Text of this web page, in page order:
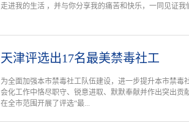
走进我的生活 ，并与你分享我的痛苦和快乐，一同见证我
天津评选出17名最美禁毒社工
为全面加强本市禁毒社工队伍建设，进一步提升本市禁毒
会化工作中恪尽职守、锐意进取、默默奉献并作出突出贡
在全市范围开展了评选“最...